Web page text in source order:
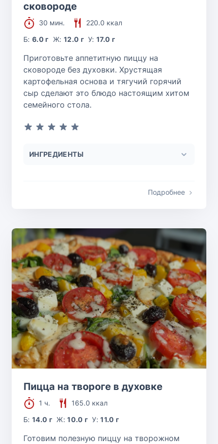
сковороде
30 мин.
220.0 ккал
Б:6.0 г Ж: 12.0 г У:17.0 г
Приготовьте аппетитную пиццу на
сковороде без духовки. Хрустящая
картофельная основа и тягучий горячий
сыр сделают это блюдо настоящим хитом
семейного стола.
ИНГРЕДИЕНТЫ
Подробнее
Пицца на твороге в духовке
1 ч.
165.0 ккал
Б:14.0 г Ж:10.0 г У:11.0 г
Готовим полезную пиццу на творожном